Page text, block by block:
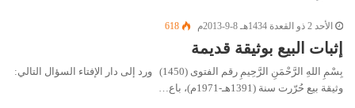
الأحد 2 ذو القعدة 1434هـ 8-9-2013م 618
إثبات البيع بوثيقة قديمة
بِسْمِ اللهِ الرَّحْمَنِ الرَّحِيمِ رقم الفتوى (1450) ورد إلى دار الإفتاء السؤال التالي:
وثيقة بيع حُرّرت سنة (1391هـ-1971م)، باع…